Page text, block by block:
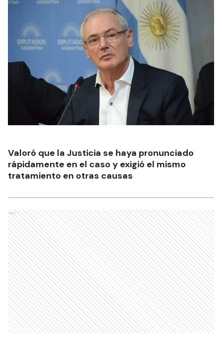
Valoró que la Justicia se haya pronunciado
rápidamente en el caso y exigió el mismo
tratamiento en otras causas
Ads